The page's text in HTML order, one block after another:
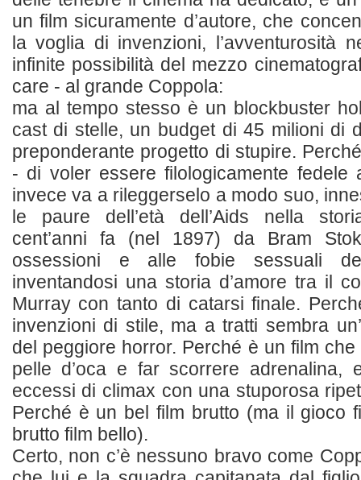
un film sicuramente d’autore, che
la voglia di invenzioni, l’avventurosità
infinite possibilità del mezzo
care - al grande Coppola:
ma al tempo stesso è un blockbuster
cast di stelle, un budget di 45 milioni di
preponderante progetto di stupire.
- di voler essere filologicamente fedele
invece va a rileggerselo a modo suo,
le paure dell’età dell’Aids nella
cent’anni fa (nel 1897) da Bram
ossessioni e alle fobie sessuali
inventandosi una storia d’amore tra il
Murray con tanto di catarsi finale.
invenzioni di stile, ma a tratti sembra
del peggiore horror. Perché è un film
pelle d’oca e far scorrere adrenalina,
eccessi di climax con una stuporosa
Perché è un bel film brutto (ma il gioco
brutto film bello).
Certo, non c’è nessuno bravo come